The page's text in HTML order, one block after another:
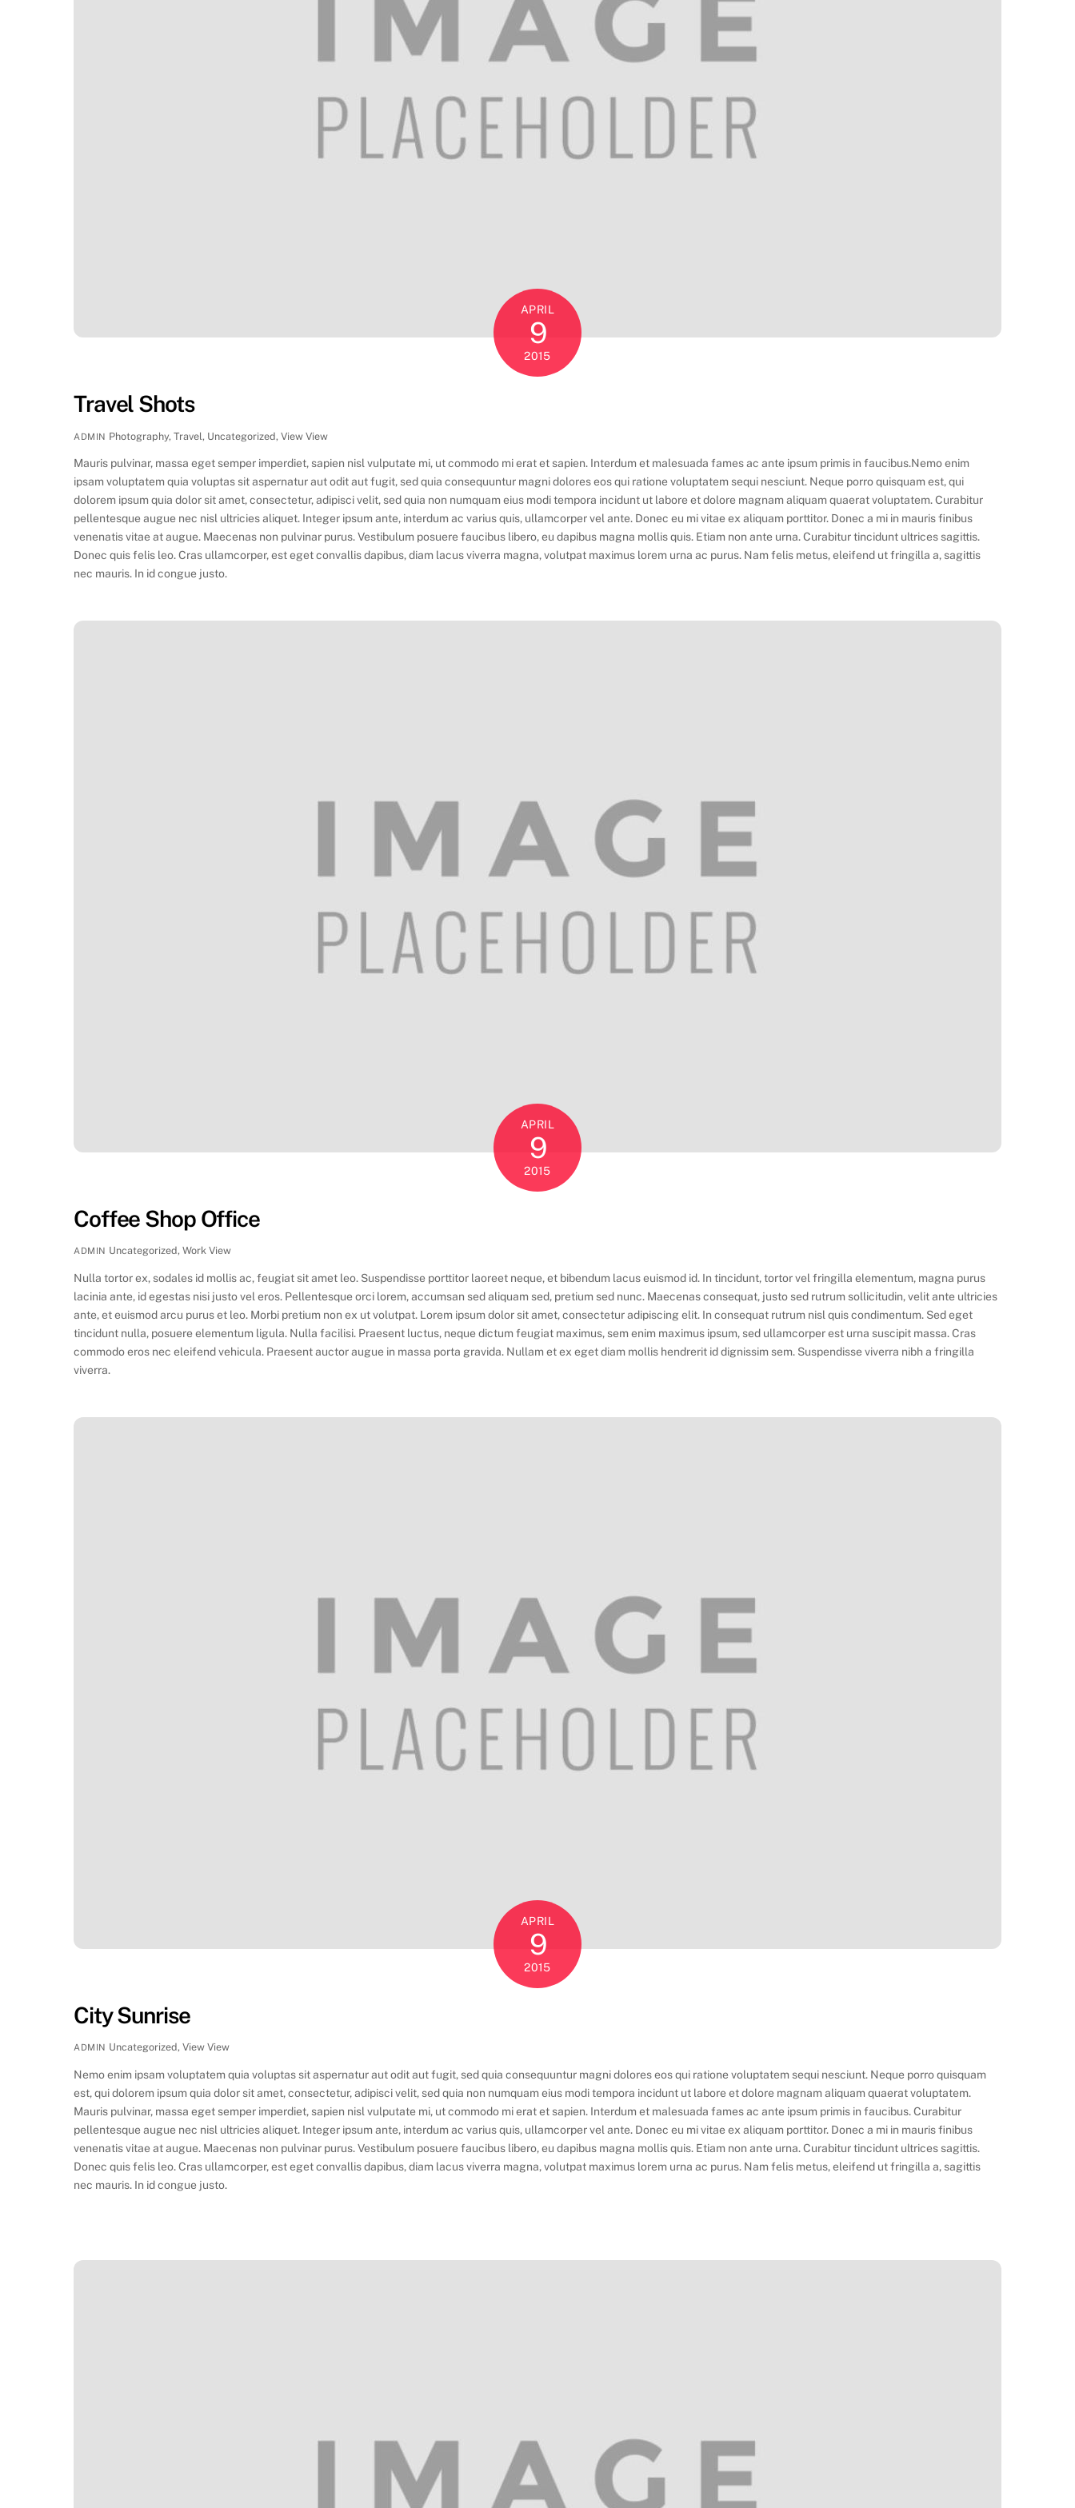
APRIL
9
2015
Travel Shots
ADMIN Photography, Travel, Uncategorized, View View
Mauris pulvinar, massa eget semper imperdiet, sapien nisl vulputate mi, ut commodo mi erat et sapien. Interdum et malesuada fames ac ante ipsum primis in faucibus.Nemo enim
ipsam voluptatem quia voluptas sit aspernatur aut odit aut fugit, sed quia consequuntur magni dolores eos qui ratione voluptatem sequi nesciunt. Neque porro quisquam est, qui
dolorem ipsum quia dolor sit amet, consectetur, adipisci velit, sed quia non numquam eius modi tempora incidunt ut labore et dolore magnam aliquam quaerat voluptatem. Curabitur
pellentesque augue nec nisl ultricies aliquet. Integer ipsum ante, interdum ac varius quis, ullamcorper vel ante. Donec eu mi vitae ex aliquam porttitor. Donec a mi in mauris finibus
venenatis vitae at augue. Maecenas non pulvinar purus. Vestibulum posuere faucibus libero, eu dapibus magna mollis quis. Etiam non ante urna. Curabitur tincidunt ultrices sagittis.
Donec quis felis leo. Cras ullamcorper, est eget convallis dapibus, diam lacus viverra magna, volutpat maximus lorem urna ac purus. Nam felis metus, eleifend ut fringilla a, sagittis
nec mauris. In id congue justo.
APRIL
9
2015
Coffee Shop Office
ADMIN Uncategorized, Work View
Nulla tortor ex, sodales id mollis ac, feugiat sit amet leo. Suspendisse porttitor laoreet neque, et bibendum lacus euismod id. In tincidunt, tortor vel fringilla elementum, magna purus
lacinia ante, id egestas nisi justo vel eros. Pellentesque orci lorem, accumsan sed aliquam sed, pretium sed nunc. Maecenas consequat, justo sed rutrum sollicitudin, velit ante ultricies
ante, et euismod arcu purus et leo. Morbi pretium non ex ut volutpat. Lorem ipsum dolor sit amet, consectetur adipiscing elit. In consequat rutrum nisl quis condimentum. Sed eget
tincidunt nulla, posuere elementum ligula. Nulla facilisi. Praesent luctus, neque dictum feugiat maximus, sem enim maximus ipsum, sed ullamcorper est urna suscipit massa. Cras
commodo eros nec eleifend vehicula. Praesent auctor augue in massa porta gravida. Nullam et ex eget diam mollis hendrerit id dignissim sem. Suspendisse viverra nibh a fringilla
viverra.
APRIL
9
2015
City Sunrise
ADMIN Uncategorized, View View
Nemo enim ipsam voluptatem quia voluptas sit aspernatur aut odit aut fugit, sed quia consequuntur magni dolores eos qui ratione voluptatem sequi nesciunt. Neque porro quisquam
est, qui dolorem ipsum quia dolor sit amet, consectetur, adipisci velit, sed quia non numquam eius modi tempora incidunt ut labore et dolore magnam aliquam quaerat voluptatem.
Mauris pulvinar, massa eget semper imperdiet, sapien nisl vulputate mi, ut commodo mi erat et sapien. Interdum et malesuada fames ac ante ipsum primis in faucibus. Curabitur
pellentesque augue nec nisl ultricies aliquet. Integer ipsum ante, interdum ac varius quis, ullamcorper vel ante. Donec eu mi vitae ex aliquam porttitor. Donec a mi in mauris finibus
venenatis vitae at augue. Maecenas non pulvinar purus. Vestibulum posuere faucibus libero, eu dapibus magna mollis quis. Etiam non ante urna. Curabitur tincidunt ultrices sagittis.
Donec quis felis leo. Cras ullamcorper, est eget convallis dapibus, diam lacus viverra magna, volutpat maximus lorem urna ac purus. Nam felis metus, eleifend ut fringilla a, sagittis
nec mauris. In id congue justo.